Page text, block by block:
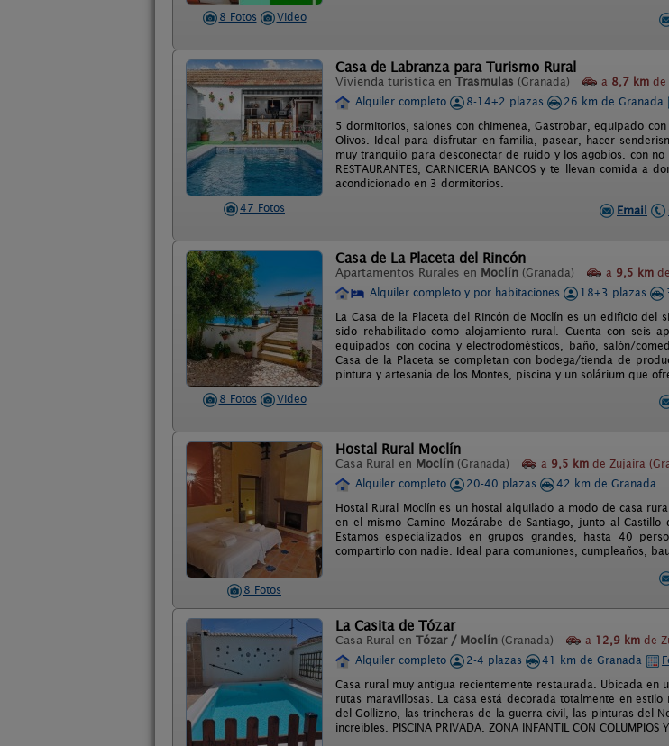
8 Fotos Video
47 Fotos
Casa de Labranza para Turismo Rural
Vivienda turística en Trasmulas (Granada) a 8,7 km de
Alquiler completo
8-14+2 plazas 26 km de Granada
5 dormitorios, salones con chimenea, Gastrobar, equipado
Olivos. Ideal para disfrutar en familia, pasear, hacer
muy tranquilo para desconectar de ruido y los agobios. con no
RESTAURANTES, CARNICERIA BANCOS y te llevan comida
acondicionado en 3 dormitorios.
Email
8 Fotos Video
Casa de La Placeta del Rincón
Apartamentos Rurales en Moclín (Granada) a 9,5 km
Alquiler completo y por habitaciones
18+3 plazas
La Casa de la Placeta del Rincón de Moclín es un edificio del
sido rehabilitado como alojamiento rural. Cuenta con seis
equipados con cocina y electrodomésticos, baño, salón/
Casa de la Placeta se completan con bodega/tienda de
pintura y artesanía de los Montes, piscina y un solárium que
8 Fotos
Hostal Rural Moclín
Casa Rural en Moclín (Granada) a 9,5 km de Zujaira
Alquiler completo
20-40 plazas
42 km de Granada
Hostal Rural Moclín es un hostal alquilado a modo de casa
en el mismo Camino Mozárabe de Santiago, junto al
Estamos especializados en grupos grandes, hasta 40
compartirlo con nadie. Ideal para comuniones, cumpleaños,
La Casita de Tózar
Casa Rural en Tózar / Moclín (Granada) a 12,9 km de
Alquiler completo
2-4 plazas 41 km de Granada
Casa rural muy antigua recientemente restaurada. Ubicada
rutas maravillosas. La casa está decorada totalmente en
del Gollizno, las trincheras de la guerra civil, las pinturas del
increíbles. PISCINA PRIVADA. ZONA INFANTIL CON COLUMPIOS